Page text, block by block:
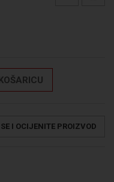
I OCIJENITE PROIZVOD